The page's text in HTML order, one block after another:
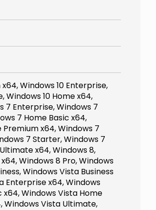
Windows 10 Enterprise,
Windows 10 Home x64,
7 Enterprise, Windows 7
7 Home Basic x64,
x64, Windows 7
7 Starter, Windows 7
x64, Windows 8,
Windows 8 Pro, Windows
Windows Vista Business
Enterprise x64, Windows
x64, Windows Vista Home
Windows Vista Ultimate,